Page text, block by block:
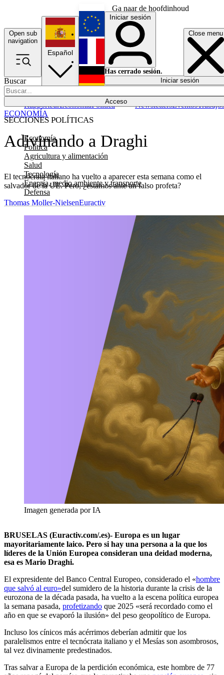
Ga naar de hoofdinhoud
Open sub
navigation
Close menu
Buscar
Acceso
SECCIONES POLÍTICAS
Economía
Política
Agricultura y alimentación
Salud
Tecnología
Energía, medio ambiente y transporte
Defensa
RapporteurEconomíaPolítica NewslettersEventosTrabajos
Español
English
Français
Iniciar sesión
Has cerrado sesión.
Iniciar sesión
Adivinando a Draghi
El tecnócrata italiano ha vuelto a aparecer esta semana como el
salvador de la UE. Pero, ¿estamos ante un falso profeta?
ECONOMÍA
Thomas Moller-NielsenEuractiv
Imagen generada por IA
BRUSELAS (Euractiv.com/.es)- Europa es un lugar
mayoritariamente laico. Pero si hay una persona a la que los
líderes de la Unión Europea consideran una deidad moderna,
esa es Mario Draghi.
El expresidente del Banco Central Europeo, considerado el «hombre
que salvó al euro»del sumidero de la historia durante la crisis de la
eurozona de la década pasada, ha vuelto a la escena política europea
la semana pasada, profetizando que 2025 «será recordado como el
año en que se evaporó la ilusión» del peso geopolítico de Europa.
Incluso los cínicos más acérrimos deberían admitir que los
paralelismos entre el tecnócrata italiano y el Mesías son asombrosos,
tal vez divinamente predestinados.
Tras salvar a Europa de la perdición económica, este hombre de 77